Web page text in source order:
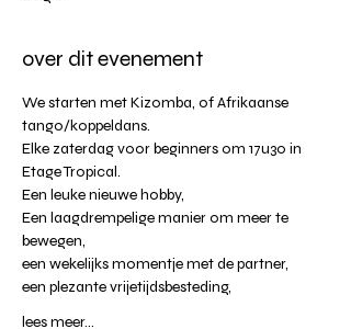
over dit evenement
We starten met Kizomba, of Afrikaanse
tango/koppeldans.
Elke zaterdag voor beginners om 17u30 in
Etage Tropical.
Een leuke nieuwe hobby,
Een laagdrempelige manier om meer te
bewegen,
een wekelijks momentje met de partner,
een plezante vrijetijdsbesteding,
lees meer...